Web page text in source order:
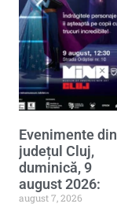
Evenimente din
județul Cluj,
duminică, 9
august 2026:
august 7, 2026